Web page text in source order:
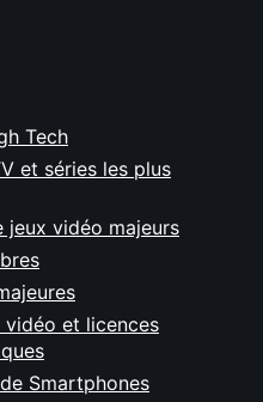
Tech
et séries les plus
jeux vidéo majeurs
vidéo et licences
Smartphones